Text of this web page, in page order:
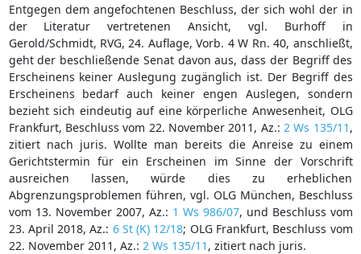
Entgegen dem angefochtenen Beschluss, der sich wohl der in
der Literatur vertretenen Ansicht, vgl. Burhoff in
Gerold/Schmidt, RVG, 24. Auflage, Vorb. 4 W Rn. 40, anschließt,
geht der beschließende Senat davon aus, dass der Begriff des
Erscheinens keiner Auslegung zugänglich ist. Der Begriff des
Erscheinens bedarf auch keiner engen Auslegen, sondern
bezieht sich eindeutig auf eine körperliche Anwesenheit, OLG
Frankfurt, Beschluss vom 22. November 2011, Az.: 2 Ws 135/11 ,
zitiert nach juris. Wollte man bereits die Anreise zu einem
Gerichtstermin für ein Erscheinen im Sinne der Vorschrift
ausreichen lassen, würde dies zu erheblichen
Abgrenzungsproblemen führen, vgl. OLG München, Beschluss
vom 13. November 2007, Az.: 1 Ws 986/07, und Beschluss vom
23. April 2018, Az.: 6 St (K) 12/18; OLG Frankfurt, Beschluss vom
22. November 2011, Az.: 2 Ws 135/11 , zitiert nach juris.